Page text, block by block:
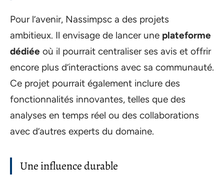
Pour l’avenir, Nassimpsc a des projets
ambitieux. Il envisage de lancer une plateforme
dédiée où il pourrait centraliser ses avis et offrir
encore plus d’interactions avec sa communauté.
Ce projet pourrait également inclure des
fonctionnalités innovantes, telles que des
analyses en temps réel ou des collaborations
avec d’autres experts du domaine.
Une influence durable